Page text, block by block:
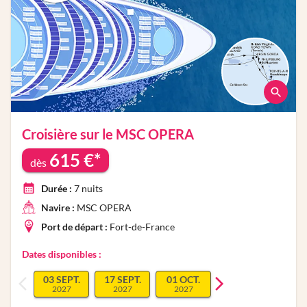
Croisière sur le MSC OPERA
dès 615 €*
Durée : 7 nuits
Navire : MSC OPERA
Port de départ : Fort-de-France
Dates disponibles :
03 SEPT.
2027
17 SEPT.
2027
01 OCT.
2027